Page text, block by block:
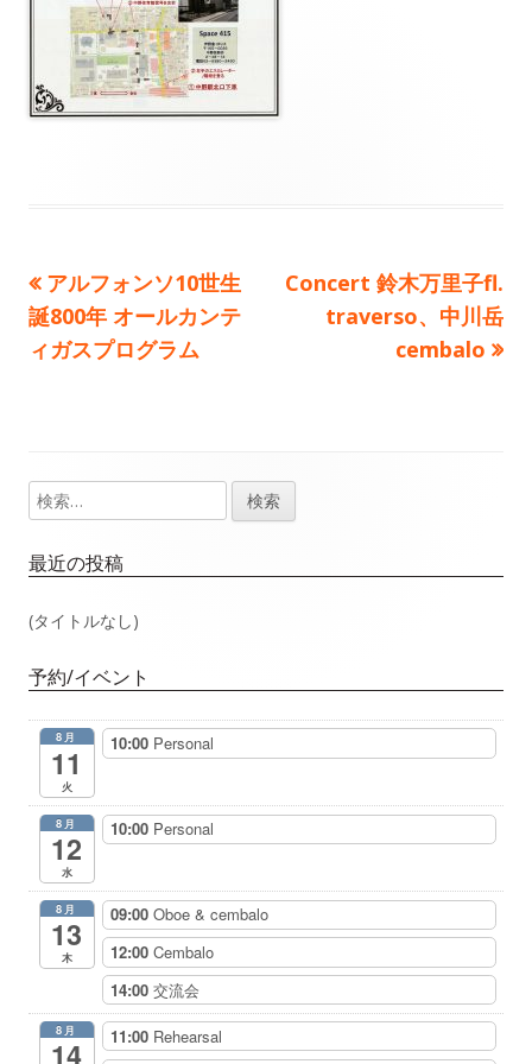
投
稿
ゲ
ー
ン
前
の
記
アルフォンソ10世生
誕800年 オールカンテ
ィガスプログラム
次
Concert 鈴木万里子fl.
traverso、中川岳
cembalo
メ
イ
ン
サ
イ
ド
バ
検
索:
最近の投稿
(タイトルなし)
予約/イベント
8月
11
火
10:00 Personal
8月
12
水
10:00 Personal
8月
13
木
09:00 Oboe & cembalo
12:00 Cembalo
14:00 交流会
8月
14
11:00 Rehearsal